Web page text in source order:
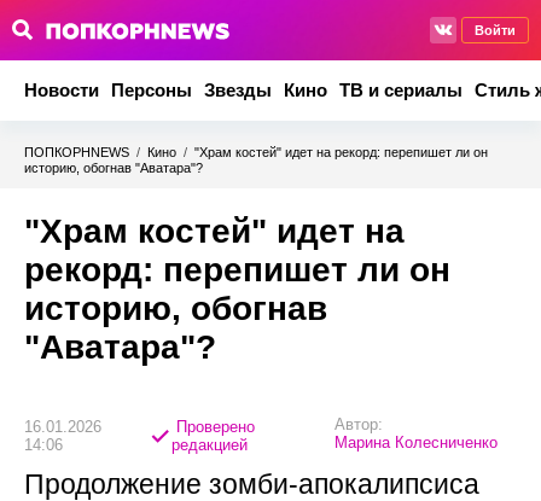
Войти
Новости Персоны Звезды Кино ТВ и сериалы Стиль
ПОПКОРНNEWS / Кино / "Храм костей" идет на рекорд: перепишет ли он
историю, обогнав "Аватара"?
"Храм костей" идет на
рекорд: перепишет ли он
историю, обогнав
"Аватара"?
16.01.2026
14:06
Проверено
редакцией
Автор:
Марина Колесниченко
Продолжение зомби-апокалипсиса